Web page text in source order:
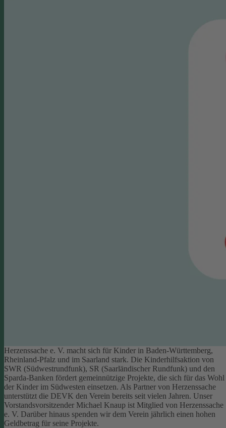
Herzenssache e. V. macht sich für Kinder in Baden-Württemberg,
Rheinland-Pfalz und im Saarland stark. Die Kinderhilfsaktion von
SWR (Südwestrundfunk), SR (Saarländischer Rundfunk) und den
Sparda-Banken fördert gemeinnützige Projekte, die sich für das Wohl
der Kinder im Südwesten einsetzen. Als Partner von Herzenssache
unterstützt die DEVK den Verein bereits seit vielen Jahren. Unser
Vorstandsvorsitzender Michael Knaup ist Mitglied von Herzenssache
e. V. Darüber hinaus spenden wir dem Verein jährlich einen hohen
Geldbetrag für seine Projekte.